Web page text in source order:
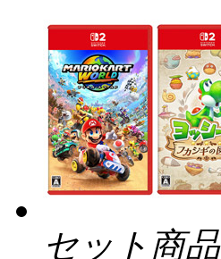
セット商品